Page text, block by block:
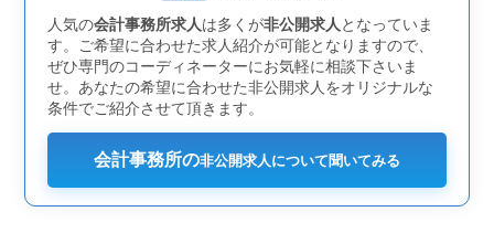
人気の会計事務所求人は多くが非公開求人 となっていま
す。ご希望に合わせた求人紹介が可能となりますので、
ぜひ専門のコーディネーターにお気軽に相談下さいま
せ。あなたの希望に合わせた非公開求人をオリジナルな
条件でご紹介させて頂きます。
会計事務所の非公開求人について聞いてみる